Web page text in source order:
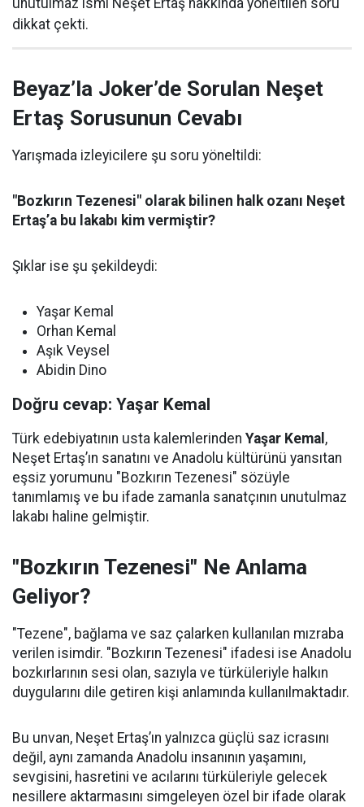
unutulmaz ismi Neşet Ertaş hakkında yöneltilen soru
dikkat çekti.
Beyaz’la Joker’de Sorulan Neşet
Ertaş Sorusunun Cevabı
Yarışmada izleyicilere şu soru yöneltildi:
"Bozkırın Tezenesi" olarak bilinen halk ozanı Neşet
Ertaş’a bu lakabı kim vermiştir?
Şıklar ise şu şekildeydi:
Yaşar Kemal
Orhan Kemal
Aşık Veysel
Abidin Dino
Doğru cevap: Yaşar Kemal
Türk edebiyatının usta kalemlerinden Yaşar Kemal ,
Neşet Ertaş’ın sanatını ve Anadolu kültürünü yansıtan
eşsiz yorumunu "Bozkırın Tezenesi" sözüyle
tanımlamış ve bu ifade zamanla sanatçının unutulmaz
lakabı haline gelmiştir.
"Bozkırın Tezenesi" Ne Anlama
Geliyor?
"Tezene", bağlama ve saz çalarken kullanılan mızraba
verilen isimdir. "Bozkırın Tezenesi" ifadesi ise Anadolu
bozkırlarının sesi olan, sazıyla ve türküleriyle halkın
duygularını dile getiren kişi anlamında kullanılmaktadır.
Bu unvan, Neşet Ertaş’ın yalnızca güçlü saz icrasını
değil, aynı zamanda Anadolu insanının yaşamını,
sevgisini, hasretini ve acılarını türküleriyle gelecek
nesillere aktarmasını simgeleyen özel bir ifade olarak